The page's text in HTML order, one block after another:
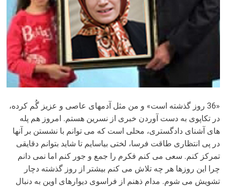
«36 روز گذشته است» و من مثل آدمهای عاصی و عزیز گُم کرده،
در تکاپوی به دست آوردن خبری از نسرین هستم. امروز هم پله
های آشنای دادگستری، محلی است که می توانم با نشستن بر آنها
در پی انتظاری طاقت فرسا، لختی بیاسایم تا شاید بتوانم دقایقی
تمرکز کنم. سعی می کنم فکرم را جمع و جور کنم اما نمی دانم
چرا این روزها هر چه تلاش می کنم بیشتر از روز گذشته دچار
تشویش می شوم. مدام ذهنم از فراسوی دیوارهای اوین به دنبال